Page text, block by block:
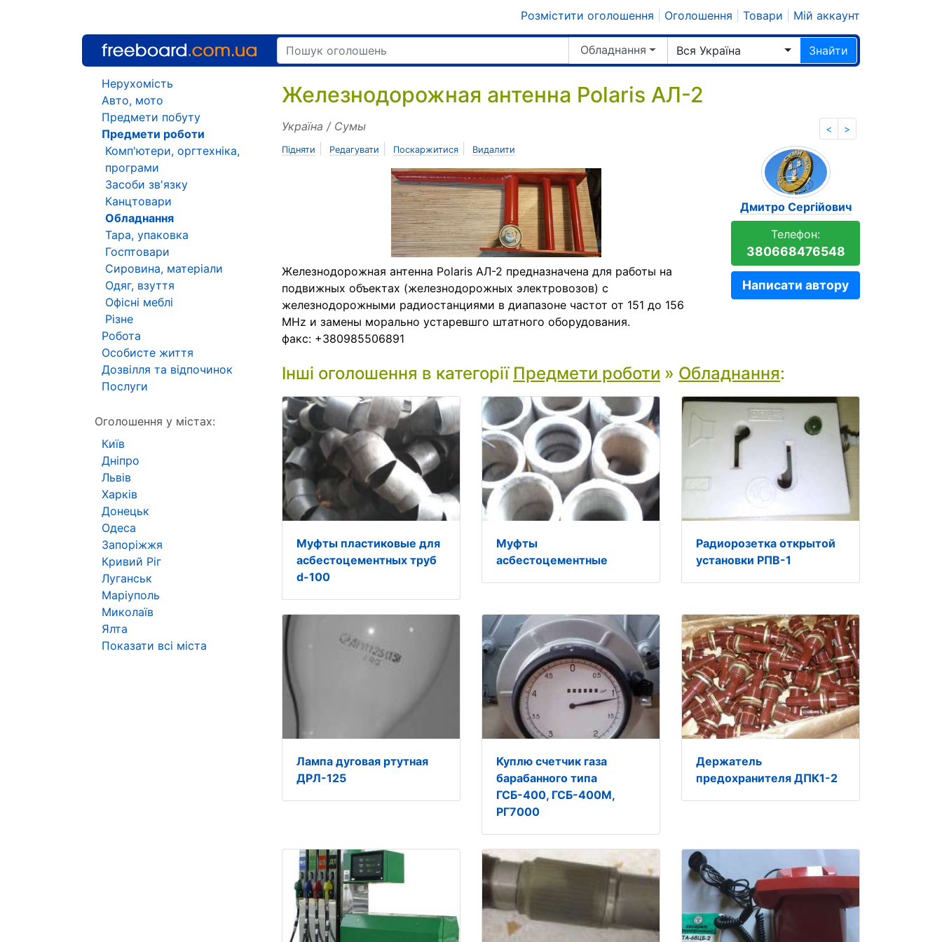
Розмістити оголошення Оголошення Товари Мій аккаунт
Обладнання Вся Україна Знайти
Железнодорожная антенна Polaris АЛ-2
< >
Україна / Сумы
Підняти Редагувати Поскаржитися Видалити
Железнодорожная антенна Polaris АЛ-2 предназначена для работы на
подвижных объектах (железнодорожных электровозов) с
железнодорожными радиостанциями в диапазоне частот от 151 до 156
MHz и замены морально устаревшго штатного оборудования.
факс: +380985506891
Дмитро Сергійович
Телефон:
380668476548
Написати автору
Інші оголошення в категорії Предмети роботи » Обладнання:
Муфты пластиковые для
асбестоцементных труб
d-100
Муфты
асбестоцементные
Радиорозетка открытой
установки РПВ-1
Лампа дуговая ртутная
ДРЛ-125
Куплю счетчик газа
барабанного типа
ГСБ-400, ГСБ-400М,
РГ7000
Держатель
предохранителя ДПК1-2
Нерухомість
Авто, мото
Предмети побуту
Предмети роботи
Комп'ютери, оргтехніка,
програми
Засоби зв'язку
Канцтовари
Обладнання
Тара, упаковка
Госптовари
Сировина, матеріали
Одяг, взуття
Офісні меблі
Різне
Робота
Особисте життя
Дозвілля та відпочинок
Послуги
Оголошення у містах:
Київ
Дніпро
Львів
Харків
Донецьк
Одеса
Запоріжжя
Кривий Ріг
Луганськ
Маріуполь
Миколаїв
Ялта
Показати всі міста